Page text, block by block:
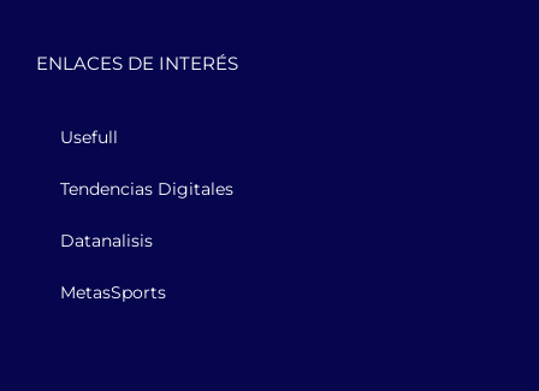
ENLACES DE INTERÉS
Usefull
Tendencias Digitales
Datanalisis
MetasSports